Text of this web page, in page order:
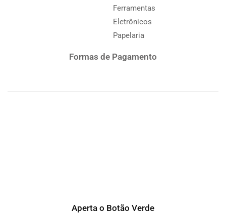
Ferramentas
Eletrônicos
Papelaria
Formas de Pagamento
Aperta o Botão Verde